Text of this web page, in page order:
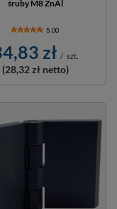
śruby M8 ZnAl
5.00
zł / szt.
(28,32 zł netto)